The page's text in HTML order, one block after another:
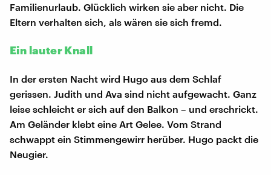
Familienurlaub. Glücklich wirken sie aber nicht. Die
Eltern verhalten sich, als wären sie sich fremd.
Ein lauter Knall
In der ersten Nacht wird Hugo aus dem Schlaf
gerissen. Judith und Ava sind nicht aufgewacht. Ganz
leise schleicht er sich auf den Balkon – und erschrickt.
Am Geländer klebt eine Art Gelee. Vom Strand
schwappt ein Stimmengewirr herüber. Hugo packt die
Neugier.